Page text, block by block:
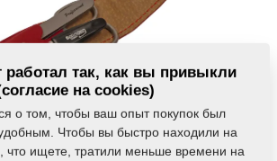
работал так, как вы привыкли
на cookies)
о том, чтобы ваш опыт покупок был
Чтобы вы быстро находили на
что ищете, тратили меньше времени на